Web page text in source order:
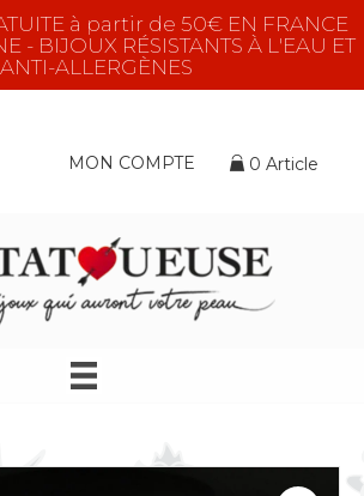
à partir de 50€ EN FRANCE
- BIJOUX RÉSISTANTS À L'EAU ET
ANTI-ALLERGÈNES
MON COMPTE 0 Article